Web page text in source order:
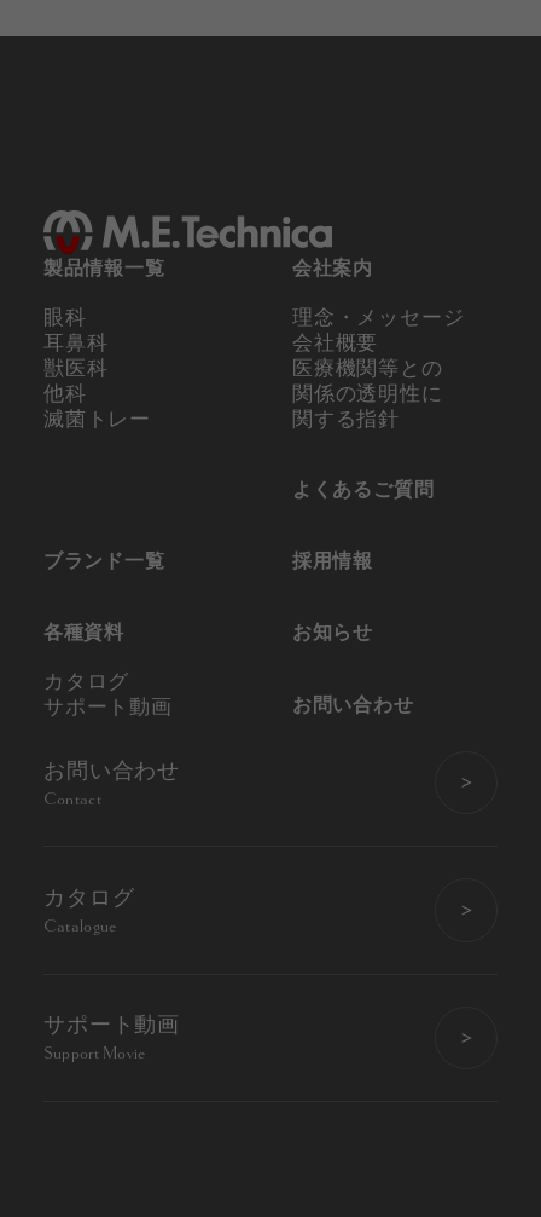
製品情報一覧
眼科
耳鼻科
獣医科
他科
滅菌トレー
ブランド一覧
各種資料
カタログ
サポート動画
会社案内
理念・メッセージ
会社概要
医療機関等との
関係の透明性に
関する指針
よくあるご質問
採用情報
お知らせ
お問い合わせ
お問い合わせ
Contact
カタログ
Catalogue
サポート動画
Support Movie